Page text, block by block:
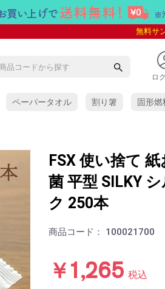
無料サ
ロ
ペーパータオル 割り箸 固形燃
FSX 使い捨て
菌 平型 SILKY
ク 250本
商品コード： 100021700
￥1,265 税込